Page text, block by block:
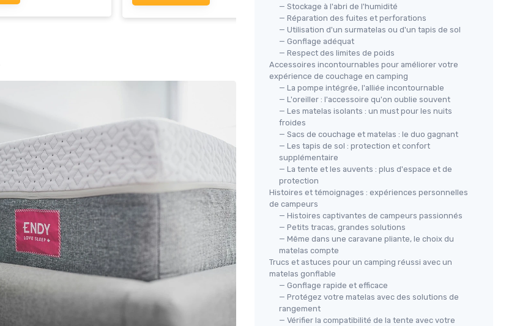
Voir l'offre
— Stockage à l'abri de l'humidité
— Réparation des fuites et perforations
— Utilisation d'un surmatelas ou d'un tapis de sol
— Gonflage adéquat
— Respect des limites de poids
Accessoires incontournables pour améliorer votre
expérience de couchage en camping
— La pompe intégrée, l'alliée incontournable
— L'oreiller : l'accessoire qu'on oublie souvent
— Les matelas isolants : un must pour les nuits
froides
— Sacs de couchage et matelas : le duo gagnant
— Les tapis de sol : protection et confort
supplémentaire
— La tente et les auvents : plus d'espace et de
protection
Histoires et témoignages : expériences personnelles
de campeurs
— Histoires captivantes de campeurs passionnés
— Petits tracas, grandes solutions
— Même dans une caravane pliante, le choix du
matelas compte
Trucs et astuces pour un camping réussi avec un
matelas gonflable
— Gonflage rapide et efficace
— Protégez votre matelas avec des solutions de
rangement
— Vérifier la compatibilité de la tente avec votre